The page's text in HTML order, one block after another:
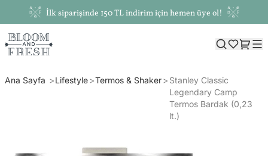
İlk siparişinde 150 TL indirim için hemen üye ol!
Ana Sayfa Lifestyle Termos & Shaker
Stanley Classic
Legendary Camp
Termos Bardak (0,23
lt.)